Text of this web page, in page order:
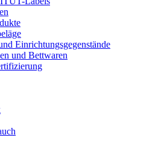
Einrichtungsgegenstände
und Bettwaren